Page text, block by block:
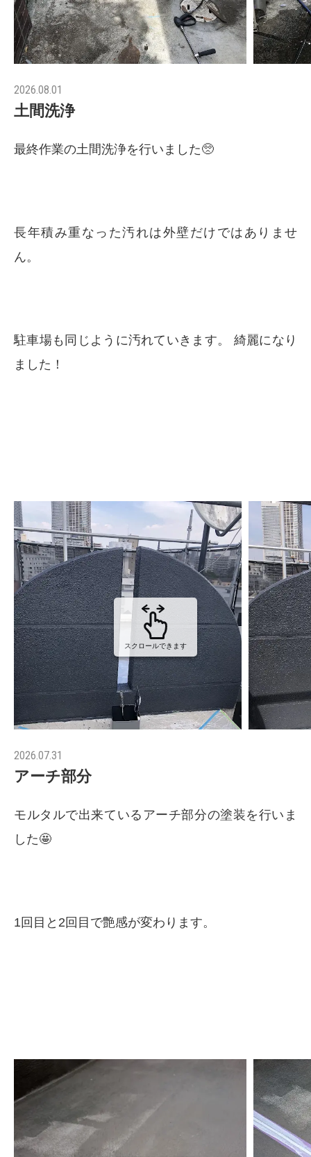
2026.08.01
土間洗浄
最終作業の土間洗浄を行いました🥺
長年積み重なった汚れは外壁だけではありませ
ん。
駐車場も同じように汚れていきます。 綺麗になり
ました！
スクロールできます
2026.07.31
アーチ部分
モルタルで出来ているアーチ部分の塗装を行いま
した🤩
1回目と2回目で艶感が変わります。